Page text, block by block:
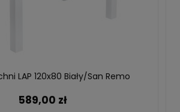
LAP 120x80 Biały/San Remo
589,00 zł